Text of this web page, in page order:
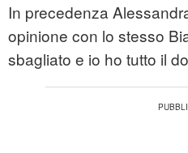
In precedenza
opinione con lo stesso
sbagliato e io ho tutto il